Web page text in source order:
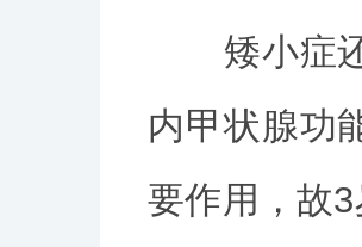
矮小症还
内甲状腺功
要作用，故